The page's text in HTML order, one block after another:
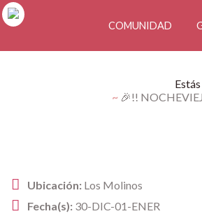
COMUNIDAD
🎉!!
Ubicación: Los Molinos
Fecha(s): 30-DIC-01-ENER